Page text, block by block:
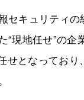
セキュリティ
“現地任せ”の
せとなってお